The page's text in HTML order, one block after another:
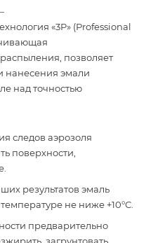
«3P» (Professional
позволяет
нанесения эмали
над точностью
следов аэрозоля
поверхности,
результатов эмаль
не ниже +10°С.
предварительно